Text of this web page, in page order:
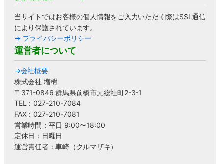
当サイトではお客様の個人情報をご入力いただく際はSSL通信
により保護されています。
→ プライバシーポリシー
運営者について
→会社概要
株式会社 増樹
〒371-0846 群馬県前橋市元総社町2-3-1
TEL：027-210-7084
FAX：027-210-7081
営業時間：平日 9:00〜18:00
定休日：日曜日
運営責任者：車崎（クルマザキ）